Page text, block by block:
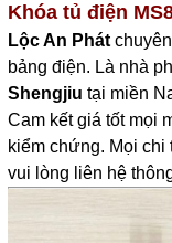
Khóa tủ điện
Lộc An Phátc
bảng điện. Là nhà
Shengjiu tại miền
Cam kết giá tốt mọi
kiểm chứng. Mọi chi
vui lòng liên hệ